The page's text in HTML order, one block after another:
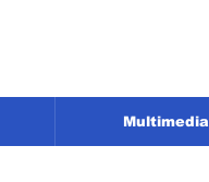
Multimedia